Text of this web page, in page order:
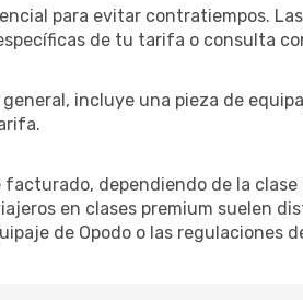
para evitar contratiempos.
de tu tarifa o consulta
incluye una pieza de
dependiendo de la
en clases premium suelen
de Opodo o las regulaciones